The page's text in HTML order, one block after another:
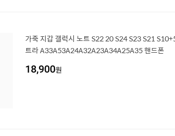
가죽 지갑 갤럭시 노트 S22 20 S24 S23 S21
트라 A33A53A24A32A23A34A25A35 핸드폰
18,900원